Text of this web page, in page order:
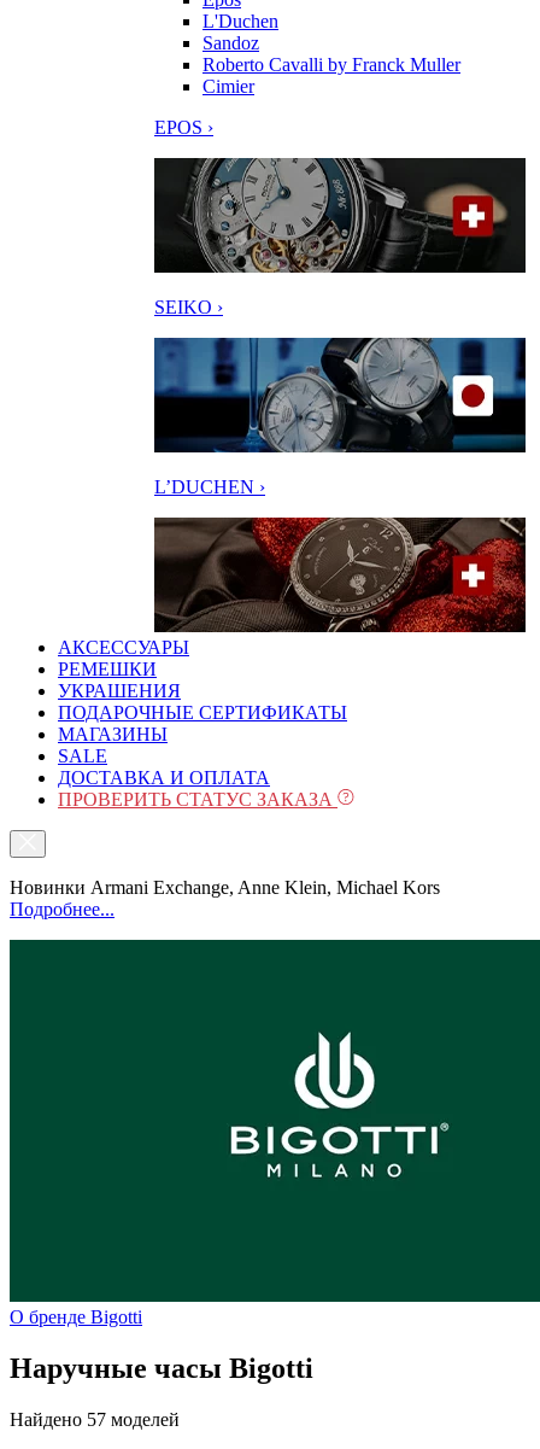
L'Duchen
Sandoz
Roberto Cavalli by Franck Muller
Cimier
EPOS ›
SEIKO ›
L’DUCHEN ›
АКСЕССУАРЫ
РЕМЕШКИ
УКРАШЕНИЯ
ПОДАРОЧНЫЕ СЕРТИФИКАТЫ
МАГАЗИНЫ
SALE
ДОСТАВКА И ОПЛАТА
ПРОВЕРИТЬ СТАТУС ЗАКАЗА
Новинки Armani Exchange, Anne Klein, Michael Kors
Подробнее...
О бренде Bigotti
Наручные часы Bigotti
Найдено 57 моделей